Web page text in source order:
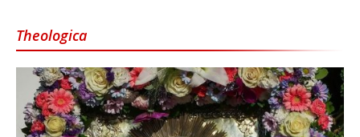
Theologica